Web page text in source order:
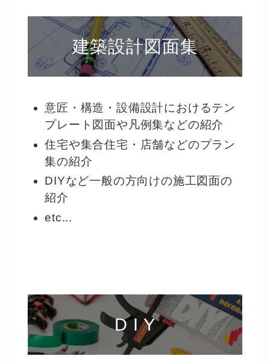
建築設計図面集
意匠・構造・設備設計におけるテン
プレート図面や凡例集などの紹介
住宅や集合住宅・店舗などのプラン
集の紹介
DIYなど一般の方向けの施工図面の
紹介
etc...
D I Y